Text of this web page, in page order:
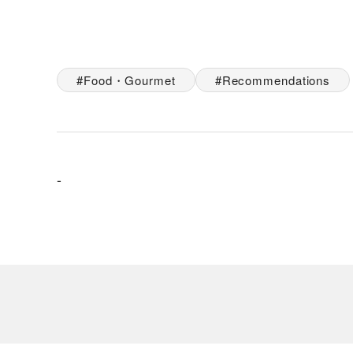
Food・Gourmet Recommendations
-